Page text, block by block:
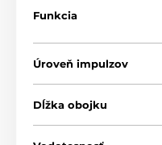
Funkcia
Úroveň impulzov
Dĺžka obojku